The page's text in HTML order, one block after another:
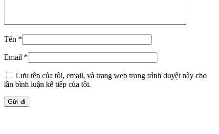
Tên *
Email *
Lưu tên của tôi, email, và trang web trong trình duyệt này cho
lần bình luận kế tiếp của tôi.